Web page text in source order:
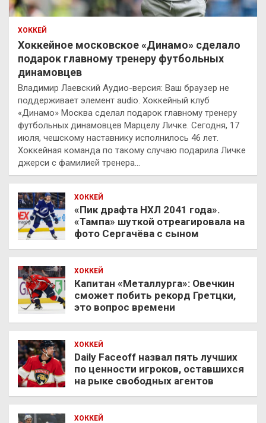
ХОККЕЙ
Хоккейное московское «Динамо» сделало
подарок главному тренеру футбольных
динамовцев
Владимир Лаевский Аудио-версия: Ваш браузер не
поддерживает элемент audio. Хоккейный клуб
«Динамо» Москва сделал подарок главному тренеру
футбольных динамовцев Марцелу Личке. Сегодня, 17
июля, чешскому наставнику исполнилось 46 лет.
Хоккейная команда по такому случаю подарила Личке
джерси с фамилией тренера…
ХОККЕЙ
«Пик драфта НХЛ 2041 года».
«Тампа» шуткой отреагировала на
фото Сергачёва с сыном
ХОККЕЙ
Капитан «Металлурга»: Овечкин
сможет побить рекорд Гретцки,
это вопрос времени
ХОККЕЙ
Daily Faceoff назвал пять лучших
по ценности игроков, оставшихся
на рыке свободных агентов
ХОККЕЙ